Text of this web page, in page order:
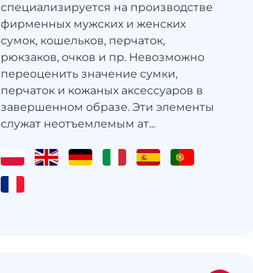
специализируется на производстве
фирменных мужских и женских
сумок, кошельков, перчаток,
рюкзаков, очков и пр. Невозможно
переоценить значение сумки,
перчаток и кожаных аксессуаров в
завершенном образе. Эти элементы
служат неотъемлемым ат...